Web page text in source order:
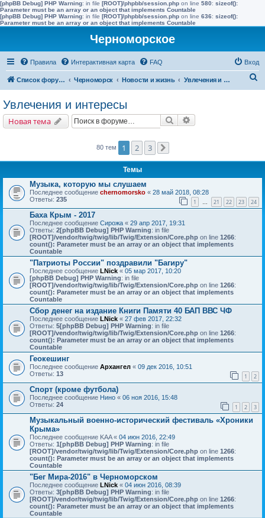
[phpBB Debug] PHP Warning: in file [ROOT]/phpbb/session.php on line 580: sizeof():
Parameter must be an array or an object that implements Countable
[phpBB Debug] PHP Warning: in file [ROOT]/phpbb/session.php on line 636: sizeof():
Parameter must be an array or an object that implements Countable
Черноморское
Правила Интерактивная карта FAQ Вход
Список форумов Черноморск Новости и жизнь Увлечения и интересы
Увлечения и интересы
Новая тема Поиск
80 тем 1 2 3
Темы
Музыка, которую мы слушаем
Последнее сообщение chernomorsko « 28 май 2018, 08:28
Ответы: 235 1 … 21 22 23 24
Баха Крым - 2017
Последнее сообщение Сирожа « 29 апр 2017, 19:31
Ответы: 2[phpBB Debug] PHP Warning: in file
[ROOT]/vendor/twig/twig/lib/Twig/Extension/Core.php on line 1266:
count(): Parameter must be an array or an object that implements
Countable
"Патриоты России" поздравили "Багиру"
Последнее сообщение LNick « 05 мар 2017, 10:20
[phpBB Debug] PHP Warning: in file
[ROOT]/vendor/twig/twig/lib/Twig/Extension/Core.php on line 1266:
count(): Parameter must be an array or an object that implements
Countable
Сбор денег на издание Книги Памяти 40 БАП ВВС ЧФ
Последнее сообщение LNick « 27 фев 2017, 22:32
Ответы: 5[phpBB Debug] PHP Warning: in file
[ROOT]/vendor/twig/twig/lib/Twig/Extension/Core.php on line 1266:
count(): Parameter must be an array or an object that implements
Countable
Геокешинг
Последнее сообщение Архангел « 09 дек 2016, 10:51
Ответы: 13 1 2
Спорт (кроме футбола)
Последнее сообщение Нино « 06 ноя 2016, 15:48
Ответы: 24 1 2 3
Музыкальный военно-исторический фестиваль «Хроники
Крыма»
Последнее сообщение KAA« 04 июн 2016, 22:49
Ответы: 1 [phpBB Debug] PHP Warning: in file
[ROOT]/vendor/twig/twig/lib/Twig/Extension/Core.php on line 1266:
count(): Parameter must be an array or an object that implements
Countable
"Бег Мира-2016" в Черноморском
Последнее сообщение LNick « 04 июн 2016, 08:39
Ответы: 3[phpBB Debug] PHP Warning: in file
[ROOT]/vendor/twig/twig/lib/Twig/Extension/Core.php on line 1266:
count(): Parameter must be an array or an object that implements
Countable